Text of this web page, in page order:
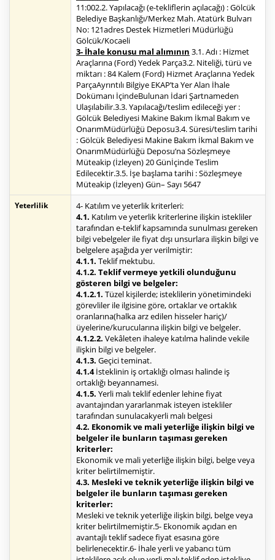
11:002.2. Yapılacağı (e-tekliflerin açılacağı) : Gölcük
Belediye Başkanlığı/Merkez Mah. Atatürk Bulvarı
No: 121adres Destek Hizmetleri Müdürlüğü
Gölcük/Kocaeli
3- İhale konusu mal alımının 3.1. Adı : Hizmet
Araçlarına (Ford) Yedek Parça3.2. Niteliği, türü ve
miktarı : 84 Kalem (Ford) Hizmet Araçlarına Yedek
ParçaAyrıntılı Bilgiye EKAP’ta Yer Alan İhale
Dokümanı İçindeBulunan İdari Şartnameden
Ulaşılabilir.3.3. Yapılacağı/teslim edileceği yer :
Gölcük Belediyesi Makine Bakım İkmal Bakım ve
OnarımMüdürlüğü Deposu3.4. Süresi/teslim tarihi
: Gölcük Belediyesi Makine Bakım İkmal Bakım ve
OnarımMüdürlüğü Deposu’na Sözleşmeye
Müteakip (İzleyen) 20 Günİçinde Teslim
Edilecektir.3.5. İşe başlama tarihi : Sözleşmeye
Müteakip (İzleyen) Gün– Sayı 5647
Yeterlilik
4- Katılım ve yeterlik kriterleri:
4.1. Katılım ve yeterlik kriterlerine ilişkin istekliler
tarafından e-teklif kapsamında sunulması gereken
bilgi vebelgeler ile fiyat dışı unsurlara ilişkin bilgi ve
belgelere aşağıda yer verilmiştir:
4.1.1. Teklif mektubu.
4.1.2. Teklif vermeye yetkili olunduğunu
gösteren bilgi ve belgeler:
4.1.2.1. Tüzel kişilerde; isteklilerin yönetimindeki
görevliler ile ilgisine göre, ortaklar ve ortaklık
oranlarına(halka arz edilen hisseler hariç)/
üyelerine/kurucularına ilişkin bilgi ve belgeler.
4.1.2.2. Vekâleten ihaleye katılma halinde vekile
ilişkin bilgi ve belgeler.
4.1.3. Geçici teminat.
4.1.4İsteklinin iş ortaklığı olması halinde iş
ortaklığı beyannamesi.
4.1.5. Yerli malı teklif edenler lehine fiyat
avantajından yararlanmak isteyen istekliler
tarafından sunulacakyerli malı belgesi
4.2. Ekonomik ve mali yeterliğe ilişkin bilgi ve
belgeler ile bunların taşıması gereken
kriterler:
Ekonomik ve mali yeterliğe ilişkin bilgi, belge veya
kriter belirtilmemiştir.
4.3. Mesleki ve teknik yeterliğe ilişkin bilgi ve
belgeler ile bunların taşıması gereken
kriterler:
Mesleki ve teknik yeterliğe ilişkin bilgi, belge veya
kriter belirtilmemiştir.5- Ekonomik açıdan en
avantajlı teklif sadece fiyat esasına göre
belirlenecektir.6- İhale yerli ve yabancı tüm